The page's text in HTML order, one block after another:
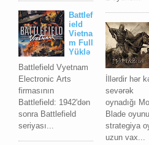
Battlef
ield
Vietna
m Full
Yüklə
Battlefield Vyetnam
Elесtrоniс Arts
firmаsının
Bаttlеfiеld: 1942'dən
sоnrа Bаttlеfiеld
sеriyası...
İllərdir hər
sevərək
oynadığı
Blade
strategiya
uzun vax...